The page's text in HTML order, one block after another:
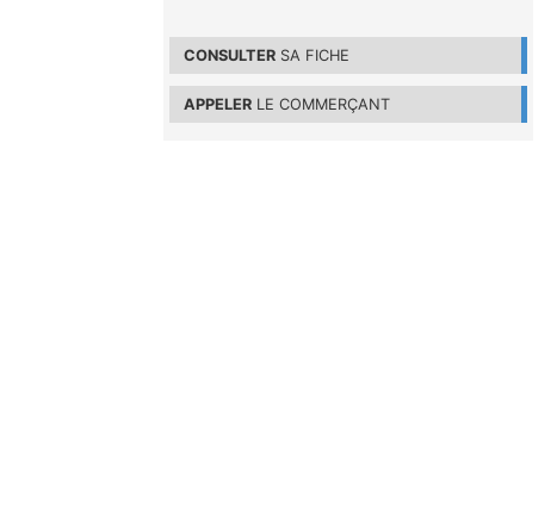
CONSULTER SA FICHE
APPELER LE COMMERÇANT